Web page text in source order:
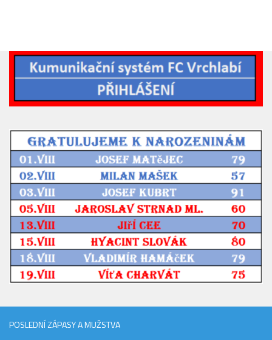
Historie MB
Zápasy MB 2025/26
Zápasy MB 2024/25
2022/23
2020/21
Tabulka
St. dorost
Zápasy SD 2026/27
Hráči
Zápasy
POSLEDNÍ ZÁPASY A MUŽSTVA